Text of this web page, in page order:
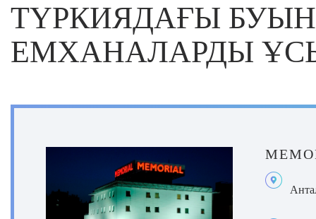
ТҮРКИЯДАҒЫ
ЕМХАНАЛАРДЫ